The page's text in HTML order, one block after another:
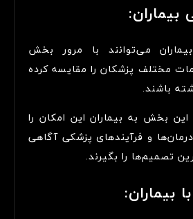
بیماران می‌توانند با مرور بخش
مختلف پزشکان را مقایسه کرده
باشند.
این بخش به بیماران این امکان را
و فرآیندهای پزشکی آگاهی
تصمیم‌ها را بگیرند.
بیماران: